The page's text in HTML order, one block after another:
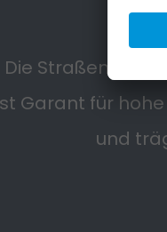
Die
Garant für
und